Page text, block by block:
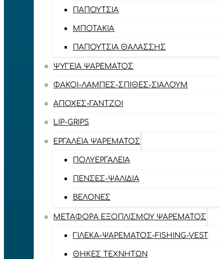
ΠΑΠΟΎΤΣΙΑ
ΜΠΟΤΆΚΙΑ
ΠΑΠΟΎΤΣΙΑ ΘΑΛΆΣΣΗΣ
ΨΥΓΕΊΑ ΨΑΡΈΜΑΤΟΣ
ΦΑΚΟΊ-ΛΆΜΠΕΣ-ΣΠΊΘΕΣ-ΣΊΑΛΟΥΜ
ΑΠΌΧΕΣ-ΓΆΝΤΖΟΙ
LIP-GRIPS
EΡΓΑΛΕΊΑ ΨΑΡΈΜΑΤΟΣ
ΠΟΛΥΕΡΓΑΛΕΊΑ
ΠΈΝΣΕΣ-ΨΑΛΊΔΙΑ
ΒΕΛΌΝΕΣ
ΜΕΤΑΦΟΡΆ ΕΞΟΠΛΙΣΜΟΎ ΨΑΡΈΜΑΤΟΣ
ΓΙΛΈΚΑ-ΨΑΡΈΜΑΤΟΣ-FISHING-VEST
ΘΉΚΕΣ ΤΕΧΝΗΤΏΝ